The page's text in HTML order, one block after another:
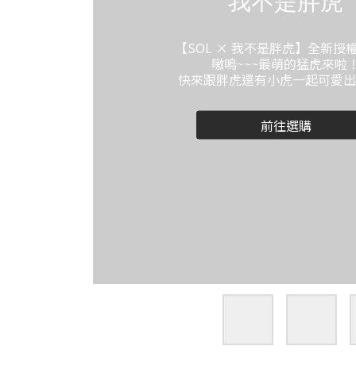
【SOL × 我不是胖虎】全新授
嗷嗚~~~最萌的猛虎來啦！
快來跟胖虎還有小虎一起可愛出
前往選購